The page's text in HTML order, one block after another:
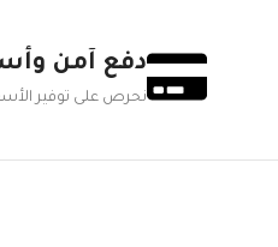
دفع آمن
نحرص على توفير